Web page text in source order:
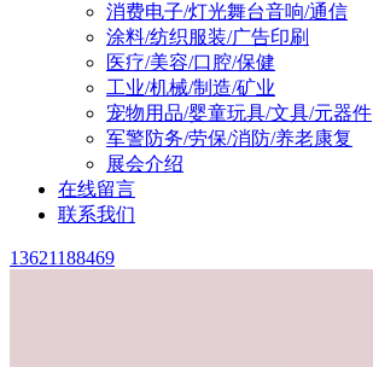
消费电子/灯光舞台音响/通信
涂料/纺织服装/广告印刷
医疗/美容/口腔/保健
工业/机械/制造/矿业
宠物用品/婴童玩具/文具/元器件
军警防务/劳保/消防/养老康复
展会介绍
在线留言
联系我们
13621188469